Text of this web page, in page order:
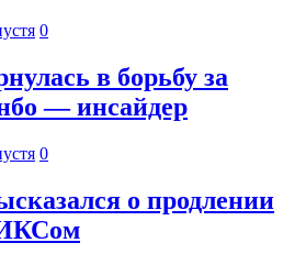
0
в борьбу за
— инсайдер
0
о продлении